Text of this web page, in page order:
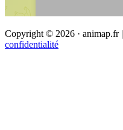
Copyright © 2026 · animap.fr |
confidentialité